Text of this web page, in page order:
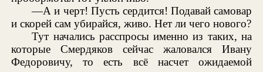
—А и черт! Пусть сердится! Подавай самовар
и скорей сам убирайся, живо. Нет ли чего нового?
Тут начались расспросы именно из таких, на
которые Смердяков сейчас жаловался Ивану
Федоровичу, то есть всё насчет ожидаемой